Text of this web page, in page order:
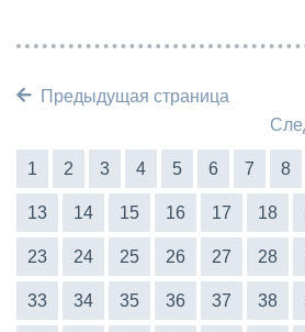
Предыдущая страница
1 2 3 4 5 6 7 8
13 14 15 16 17 18
23 24 25 26 27 28
33 34 35 36 37 38